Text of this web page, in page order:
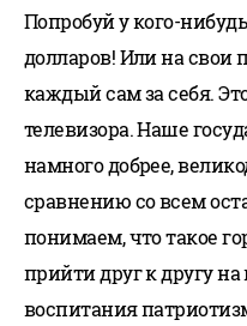
Попробуй у кого-
долларов! Или на свои
каждый сам за себя.
телевизора. Наше
намного добрее,
сравнению со всем
понимаем, что такое
прийти друг к другу
воспитания